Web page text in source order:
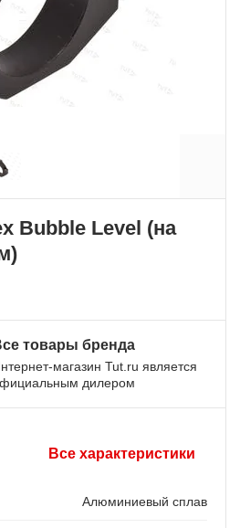
Bubble Level (на
товары бренда
магазин Tut.ru является
дилером
Все характеристики
Алюминиевый сплав